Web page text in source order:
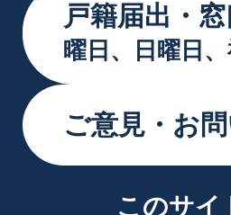
戸籍届出・
曜日、日曜日、
ご意見・お
このサイ